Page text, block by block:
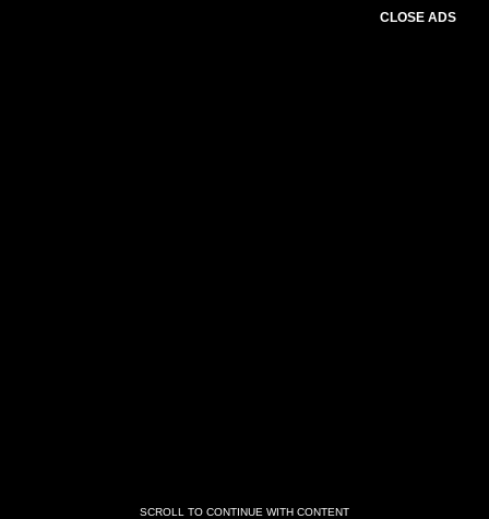
CLOSE ADS
SCROLL TO CONTINUE WITH CONTENT